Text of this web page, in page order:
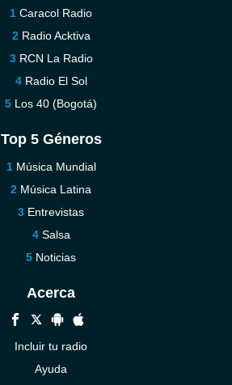
Caracol Radio
Radio Acktiva
RCN La Radio
Radio El Sol
Los 40 (Bogotá)
Top 5 Géneros
Música Mundial
Música Latina
Entrevistas
Salsa
Noticias
Acerca
Incluir tu radio
Ayuda